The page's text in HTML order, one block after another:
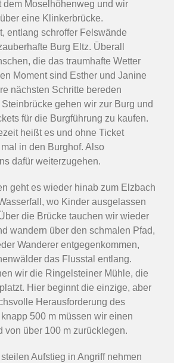
dem Moselhöhenweg und wir
eine Klinkerbrücke.
entlang schroffer Felswände
Burg Eltz. Überall
die das traumhafte Wetter
Moment sind Esther und Janine
nächsten Schritte bereden
gehen wir zur Burg und
für die Burgführung zu kaufen.
heißt es und ohne Ticket
in den Burghof. Also
dafür weiterzugehen.
geht es wieder hinab zum Elzbach
wo Kinder ausgelassen
die Brücke tauchen wir wieder
wandern über den schmalen Pfad,
Wanderer entgegenkommen,
das Flusstal entlang.
wir die Ringelsteiner Mühle, die
Hier beginnt die einzige, aber
Herausforderung des
500 m müssen wir einen
von über 100 m zurücklegen.
Aufstieg in Angriff nehmen